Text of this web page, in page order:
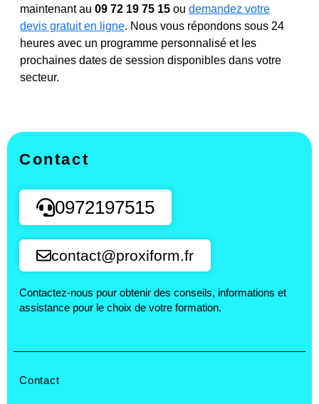
maintenant au 09 72 19 75 15 ou demandez votre
devis gratuit en ligne. Nous vous répondons sous 24
heures avec un programme personnalisé et les
prochaines dates de session disponibles dans votre
secteur.
Contact
0972197515
contact@proxiform.fr
Contactez-nous pour obtenir des conseils, informations et
assistance pour le choix de votre formation.
Contact